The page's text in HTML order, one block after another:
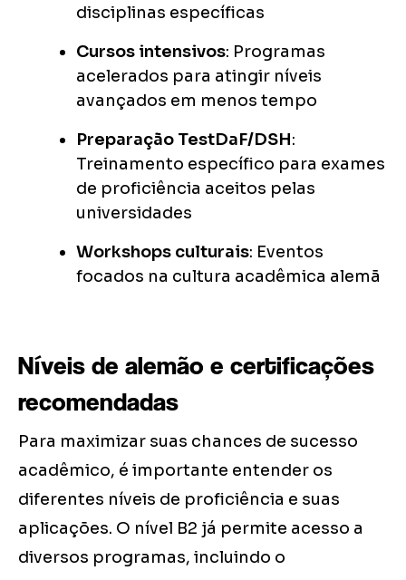
disciplinas específicas
Cursos intensivos: Programas
acelerados para atingir níveis
avançados em menos tempo
Preparação TestDaF/DSH:
Treinamento específico para exames
de proficiência aceitos pelas
universidades
Workshops culturais: Eventos
focados na cultura acadêmica alemã
Níveis de alemão e certificações
recomendadas
Para maximizar suas chances de sucesso
acadêmico, é importante entender os
diferentes níveis de proficiência e suas
aplicações. O nível B2 já permite acesso a
diversos programas, incluindo o